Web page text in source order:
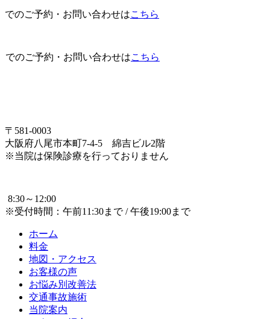
でのご予約・お問い合わせはこちら
でのご予約・お問い合わせはこちら
〒581-0003
大阪府八尾市本町7-4-5 綿吉ビル2階
※当院は保険診療を行っておりません
8:30～12:00
※受付時間：午前11:30まで / 午後19:00まで
ホーム
料金
地図・アクセス
お客様の声
お悩み別改善法
交通事故施術
当院案内